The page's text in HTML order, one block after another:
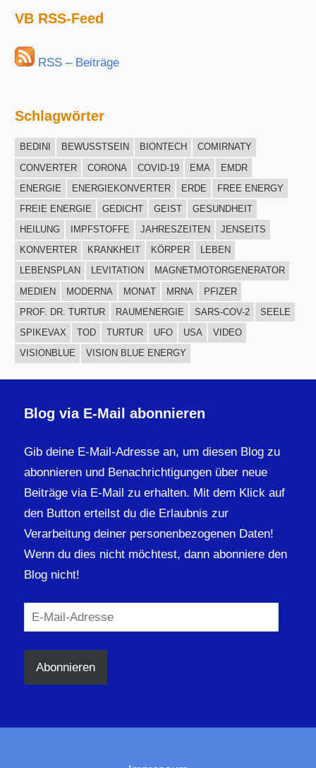
VB RSS-Feed
RSS – Beiträge
Schlagwörter
BEDINI BEWUSSTSEIN BIONTECH
COMIRNATY
CONVERTER
CORONA COVID-19 EMA
EMDR
ENERGIE
ENERGIEKONVERTER ERDE
FREE ENERGY
FREIE ENERGIE
GEDICHT GEIST
GESUNDHEIT
HEILUNG
IMPFSTOFFE JAHRESZEITEN
JENSEITS
KONVERTER
KRANKHEIT KÖRPER
LEBEN
LEBENSPLAN
LEVITATION
MAGNETMOTORGENERATOR
MEDIEN
MODERNA MONAT MRNA
PFIZER
PROF. DR. TURTUR
RAUMENERGIE SARS-COV-2
SEELE
SPIKEVAX
TOD TURTUR UFO USA
VIDEO
VISIONBLUE
VISION BLUE ENERGY
Blog via E-Mail abonnieren
Gib deine E-Mail-Adresse an, um diesen Blog zu
abonnieren und Benachrichtigungen über neue
Beiträge via E-Mail zu erhalten. Mit dem Klick auf
den Button erteilst du die Erlaubnis zur
Verarbeitung deiner personenbezogenen Daten!
Wenn du dies nicht möchtest, dann abonniere den
Blog nicht!
E-
Mail-
Adresse
Abonnieren